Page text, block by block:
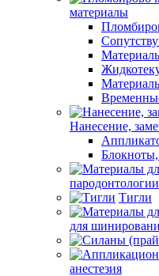
материалы
Нанесение,
пародонтологии
Тигли
для
анестезия